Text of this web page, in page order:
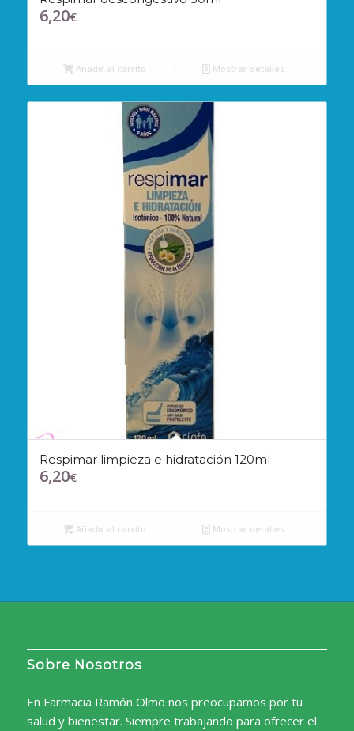
6,20€
Añadir al carrito Mostrar detalles
Respimar limpieza e hidratación 120ml
6,20€
Añadir al carrito Mostrar detalles
Sobre Nosotros
En Farmacia Ramón Olmo nos preocupamos por tu
salud y bienestar. Siempre trabajando para ofrecer el